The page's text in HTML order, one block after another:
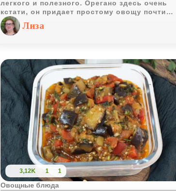
легкого и полезного. Орегано здесь очень
кстати, он придает простому овощу почти
средиземноморский оттенок, который
гармонирует с оливковым маслом. Самый
важный момент - не жалеть сил на
водянистыми. С пылу с жару, с ложкой
холодной сметаны - это просто идеальное
начало дня.
Лиза
3,12K 1 1
Овощные блюда